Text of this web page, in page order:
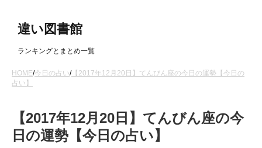
違い図書館
ランキングとまとめ一覧
HOME/今日の占い/【2017年12月20日】てんびん座の今日の運勢【今日の
占い】
【2017年12月20日】てんびん座の今
日の運勢【今日の占い】